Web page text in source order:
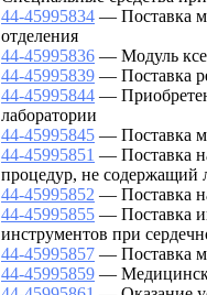
44-45995834 — Поставка
отделения
44-45995836 — Модуль
44-45995839 — Поставка
44-45995844 —
лаборатории
44-45995845 — Поставка
44-45995851 — Поставка
процедур, не содержащий
44-45995852 — Поставка
44-45995855 — Поставка
инструментов при
44-45995857 — Поставка
44-45995859 —